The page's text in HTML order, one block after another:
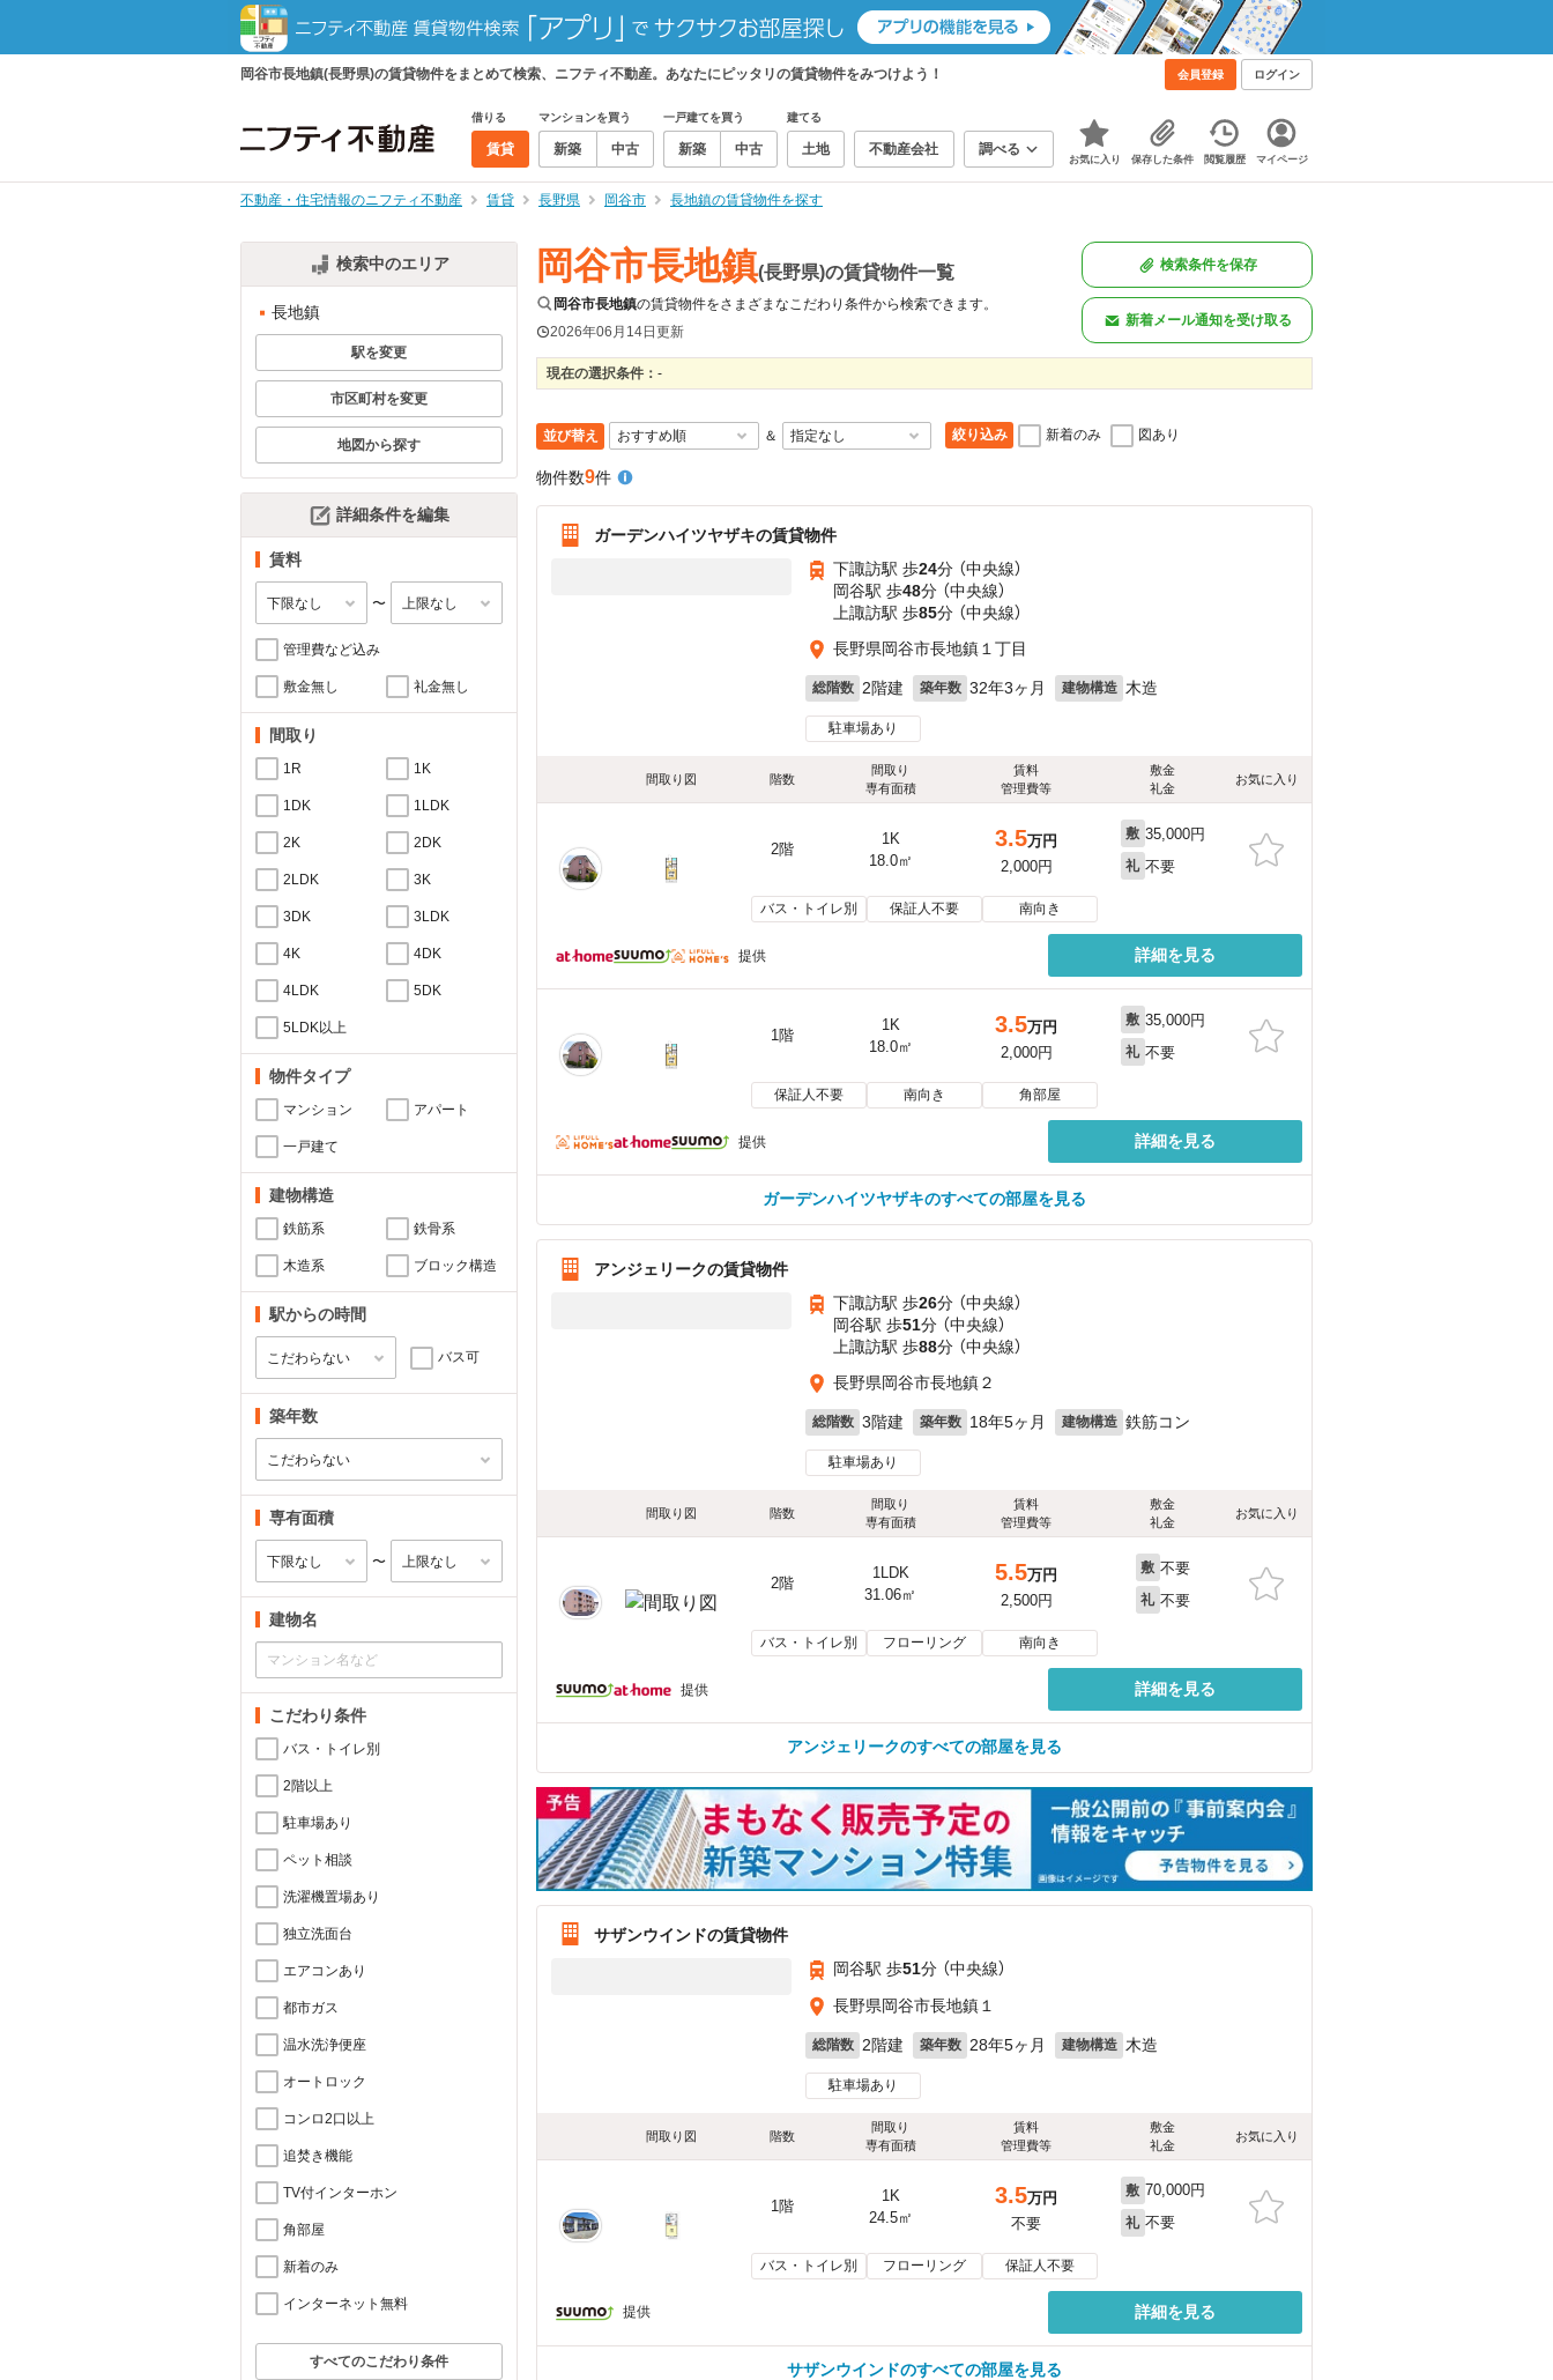
岡谷市長地鎮(長野県)の賃貸物件をまとめて検索、ニフティ不動産。あなたにピッタリの賃貸物件をみつけよう！ 会員登録 ログイン
借りる
賃貸
マンションを買う
新築 中古
一戸建てを買う
新築 中古
建てる
土地 不動産会社 調べる
お気に入り 保存した条件 閲覧履歴 マイページ
不動産・住宅情報のニフティ不動産 賃貸 長野県 岡谷市 長地鎮の賃貸物件を探す
検索中のエリア
長地鎮
駅を変更
市区町村を変更
地図から探す
詳細条件を編集
賃料
〜
管理費など込み
敷金無し 礼金無し
間取り
1R 1K
1DK 1LDK
2K 2DK
2LDK 3K
3DK 3LDK
4K 4DK
4LDK 5DK
5LDK以上
物件タイプ
マンション アパート
一戸建て
建物構造
鉄筋系 鉄骨系
木造系 ブロック構造
駅からの時間
バス可
築年数
専有面積
〜
建物名
こだわり条件
バス・トイレ別
2階以上
駐車場あり
ペット相談
洗濯機置場あり
独立洗面台
エアコンあり
都市ガス
温水洗浄便座
オートロック
コンロ2口以上
追焚き機能
TV付インターホン
角部屋
新着のみ
インターネット無料
すべてのこだわり条件
岡谷市長地鎮(長野県)の賃貸物件一覧
岡谷市長地鎮の賃貸物件をさまざまなこだわり条件から検索できます。
2026年06月14日更新
検索条件を保存
新着メール通知を受け取る
現在の選択条件： -
並び替え ＆ 絞り込み 新着のみ 図あり
物件数9件
ガーデンハイツヤザキの賃貸物件
下諏訪駅 歩24分 （中央線）
岡谷駅 歩48分 （中央線）
上諏訪駅 歩85分 （中央線）
長野県岡谷市長地鎮１丁目
総階数 2階建 築年数 32年3ヶ月 建物構造 木造
駐車場あり
間取り図 階数
間取り
専有面積
賃料
管理費等
敷金
礼金
お気に入り
2階
1K
18.0㎡
3.5万円
2,000円
敷 35,000円
礼 不要
バス・トイレ別 保証人不要 南向き
提供 詳細を見る
1階
1K
18.0㎡
3.5万円
2,000円
敷 35,000円
礼 不要
保証人不要 南向き 角部屋
提供 詳細を見る
ガーデンハイツヤザキのすべての部屋を見る
アンジェリークの賃貸物件
下諏訪駅 歩26分 （中央線）
岡谷駅 歩51分 （中央線）
上諏訪駅 歩88分 （中央線）
長野県岡谷市長地鎮２
総階数 3階建 築年数 18年5ヶ月 建物構造 鉄筋コン
駐車場あり
間取り図 階数
間取り
専有面積
賃料
管理費等
敷金
礼金
お気に入り
2階
1LDK
31.06㎡
5.5万円
2,500円
敷 不要
礼 不要
バス・トイレ別 フローリング 南向き
提供 詳細を見る
アンジェリークのすべての部屋を見る
サザンウインドの賃貸物件
岡谷駅 歩51分 （中央線）
長野県岡谷市長地鎮１
総階数 2階建 築年数 28年5ヶ月 建物構造 木造
駐車場あり
間取り図 階数
間取り
専有面積
賃料
管理費等
敷金
礼金
お気に入り
1階
1K
24.5㎡
3.5万円
不要
敷 70,000円
礼 不要
バス・トイレ別 フローリング 保証人不要
提供 詳細を見る
サザンウインドのすべての部屋を見る